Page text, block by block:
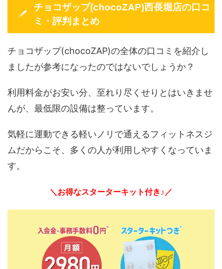
チョコザップ(chocoZAP)西長堀店の口コ
ミ・評判まとめ
チョコザップ(chocoZAP)の全体の口コミを紹介し
ましたが参考になったのではないでしょうか？
利用料金がお安い分、至れり尽くせりとはいきませ
んが、最低限の設備は整っています。
気軽に運動できる軽いノリで通えるフィットネスジ
ムだからこそ、多くの人が利用しやすくなっていま
す。
＼お得なスターターキット付き♪／